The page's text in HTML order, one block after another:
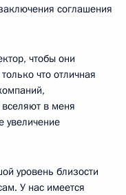
соглашения
чтобы они
что отличная
в меня
увеличение
уровень близости
У нас имеется